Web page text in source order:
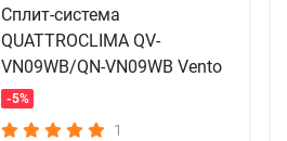
Сплит-система
QUATTROCLIMA QV-
VN09WB/QN-VN09WB Vento
-5%
1